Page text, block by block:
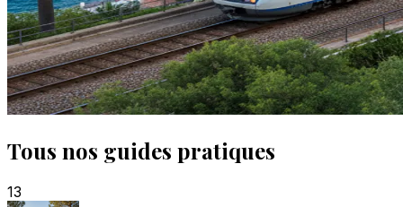
Tous nos guides pratiques
13